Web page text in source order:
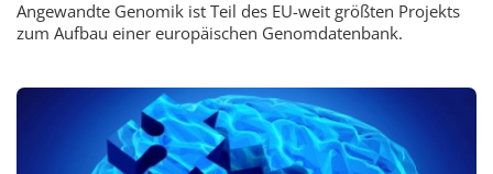
Angewandte Genomik ist Teil des EU-weit größten Projekts
zum Aufbau einer europäischen Genomdatenbank.